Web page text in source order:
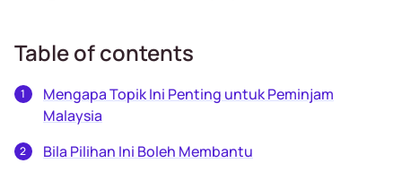
Table of contents
Mengapa Topik Ini Penting untuk Peminjam
Malaysia
Bila Pilihan Ini Boleh Membantu